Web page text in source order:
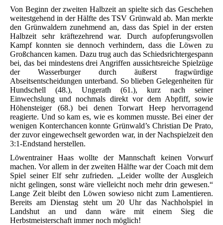
Von Beginn der zweiten Halbzeit an spielte sich das Geschehen
weitestgehend in der Hälfte des TSV Grünwald ab. Man merkte
den Grünwaldern zunehmend an, dass das Spiel in der ersten
Halbzeit sehr kräftezehrend war. Durch aufopferungsvollen
Kampf konnten sie dennoch verhindern, dass die Löwen zu
Großchancen kamen. Dazu trug auch das Schiedsrichtergespann
bei, das bei mindestens drei Angriffen aussichtsreiche Spielzüge
der Wasserburger durch äußerst fragwürdige
Abseitsentscheidungen unterband. So blieben Gelegenheiten für
Hundschell (48.), Ungerath (61.), kurz nach seiner
Einwechslung und nochmals direkt vor dem Abpfiff, sowie
Höhensteiger (68.) bei denen Torwart Heep hervorragend
reagierte. Und so kam es, wie es kommen musste. Bei einer der
wenigen Konterchancen konnte Grünwald’s Christian De Prato,
der zuvor eingewechselt geworden war, in der Nachspielzeit den
3:1-Endstand herstellen.
Löwentrainer Haas wollte der Mannschaft keinen Vorwurf
machen. Vor allem in der zweiten Hälfte war der Coach mit dem
Spiel seiner Elf sehr zufrieden. „Leider wollte der Ausgleich
nicht gelingen, sonst wäre vielleicht noch mehr drin gewesen.“
Lange Zeit bleibt den Löwen sowieso nicht zum Lamentieren.
Bereits am Dienstag steht um 20 Uhr das Nachholspiel in
Landshut an und dann wäre mit einem Sieg die
Herbstmeisterschaft immer noch möglich!